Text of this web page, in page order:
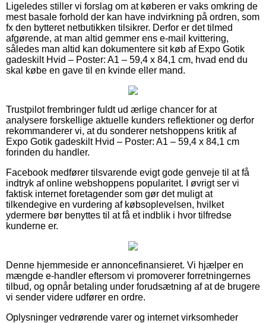
Ligeledes stiller vi forslag om at køberen er vaks omkring de
mest basale forhold der kan have indvirkning på ordren, som
fx den bytteret netbutikken tilsikrer. Derfor er det tilmed
afgørende, at man altid gemmer ens e-mail kvittering,
således man altid kan dokumentere sit køb af Expo Gotik
gadeskilt Hvid – Poster: A1 – 59,4 x 84,1 cm, hvad end du
skal købe en gave til en kvinde eller mand.
Trustpilot frembringer fuldt ud ærlige chancer for at
analysere forskellige aktuelle kunders reflektioner og derfor
rekommanderer vi, at du sonderer netshoppens kritik af
Expo Gotik gadeskilt Hvid – Poster: A1 – 59,4 x 84,1 cm
forinden du handler.
Facebook medfører tilsvarende evigt gode genveje til at få
indtryk af online webshoppens popularitet. I øvrigt ser vi
faktisk internet foretagender som gør det muligt at
tilkendegive en vurdering af købsoplevelsen, hvilket
ydermere bør benyttes til at få et indblik i hvor tilfredse
kunderne er.
Denne hjemmeside er annoncefinansieret. Vi hjælper en
mængde e-handler eftersom vi promoverer forretningernes
tilbud, og opnår betaling under forudsætning af at de brugere
vi sender videre udfører en ordre.
Oplysninger vedrørende varer og internet virksomheder